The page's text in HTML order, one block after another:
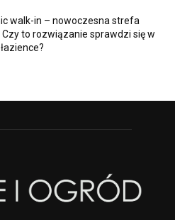
walk-in – nowoczesna strefa
Czy to rozwiązanie sprawdzi się w